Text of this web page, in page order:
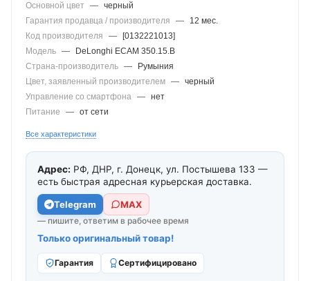
Основной цвет
— черный
Гарантия продавца / производителя
—
12 мес.
Код производителя
—
[0132221013]
Модель —
DeLonghi ECAM 350.15.B
Страна-производитель —
Румыния
Цвет, заявленный производителем — черный
Управление со смартфона — нет
Питание
— от сети
Все характеристики
Адрес: РФ, ДНР, г. Донецк, ул. Постышева 133 —
есть быстрая адресная курьерская доставка.
Telegram МАХ
— пишите, ответим в рабочее время
Только оригинальный товар!
Гарантия Сертифицировано